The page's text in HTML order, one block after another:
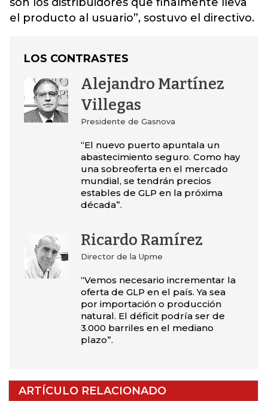
el producto al usuario”, sostuvo el directivo.
LOS CONTRASTES
Alejandro Martínez
Villegas
Presidente de Gasnova
“El nuevo puerto apuntala un
abastecimiento seguro. Como hay
una sobreoferta en el mercado
mundial, se tendrán precios
estables de GLP en la próxima
década”.
Ricardo Ramírez
Director de la Upme
“Vemos necesario incrementar la
oferta de GLP en el país. Ya sea
por importación o producción
natural. El déficit podría ser de
3.000 barriles en el mediano
plazo”.
ARTÍCULO RELACIONADO